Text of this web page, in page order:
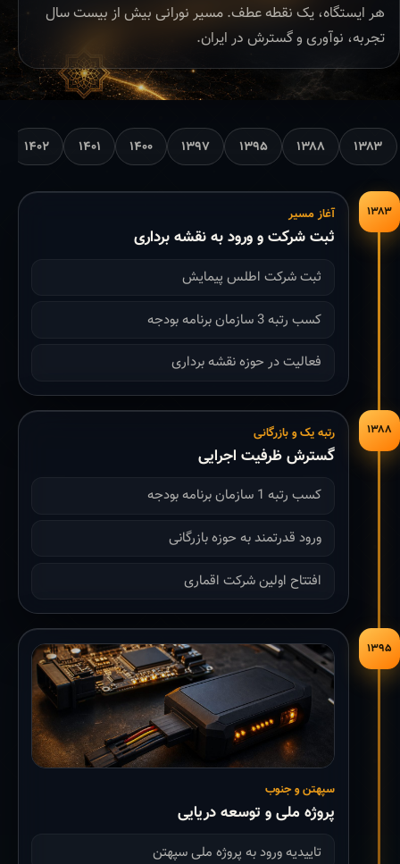
هر ایستگاه، یک نقطه عطف. مسیر نورانی بیش از بیست سال
تجربه، نوآوری و گسترش در ایران.
۱۳۸۳ ۱۳۸۸ ۱۳۹۵ ۱۳۹۷ ۱۴۰۰ ۱۴۰۱ ۱۴۰۲
۱۳۸۳ آغاز مسیر
ثبت شرکت و ورود به نقشه برداری
ثبت شرکت اطلس پیمایش
کسب رتبه 3 سازمان برنامه بودجه
فعالیت در حوزه نقشه برداری
۱۳۸۸ رتبه یک و بازرگانی
گسترش ظرفیت اجرایی
کسب رتبه 1 سازمان برنامه بودجه
ورود قدرتمند به حوزه بازرگانی
افتتاح اولین شرکت اقماری
۱۳۹۵
سپهتن و جنوب
پروژه ملی و توسعه دریایی
تاییدیه ورود به پروژه ملی سپهتن